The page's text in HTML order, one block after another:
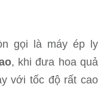
gọi là máy ép ly
, khi đưa hoa quả
với tốc độ rất cao